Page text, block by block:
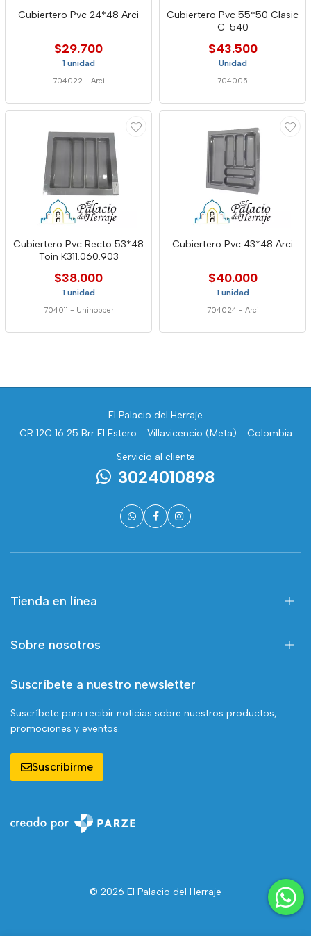
Cubiertero Pvc 24*48 Arci
$29.700
1 unidad
704022 - Arci
Cubiertero Pvc 55*50 Clasic
C-540
$43.500
Unidad
704005
Cubiertero Pvc Recto 53*48
Toin K311.060.903
$38.000
1 unidad
704011 - Unihopper
Cubiertero Pvc 43*48 Arci
$40.000
1 unidad
704024 - Arci
El Palacio del Herraje
CR 12C 16 25 Brr El Estero - Villavicencio (Meta) - Colombia
Servicio al cliente
3024010898
Tienda en línea
Sobre nosotros
Suscríbete a nuestro newsletter
Suscríbete para recibir noticias sobre nuestros productos,
promociones y eventos.
Suscribirme
© 2026 El Palacio del Herraje